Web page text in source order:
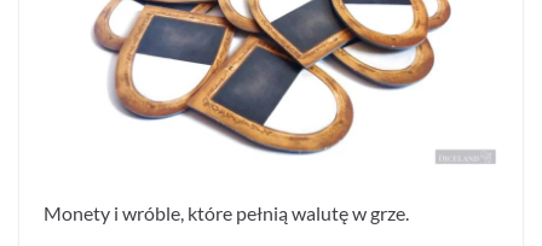
Monety i wróble, które pełnią walutę w grze.